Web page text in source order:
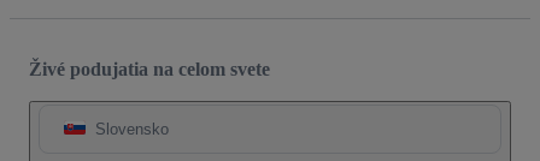
Živé podujatia na celom svete
Slovensko